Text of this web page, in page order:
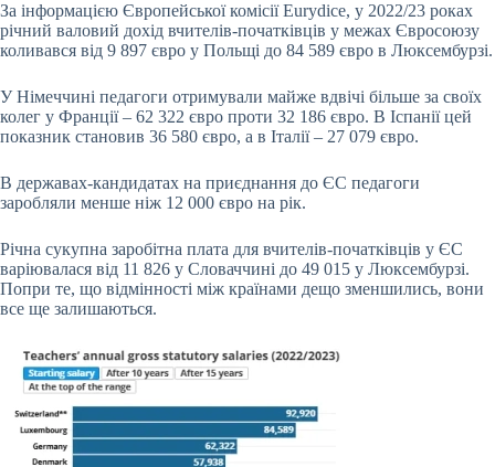
За інформацією Європейської комісії Eurydice, у 2022/23 роках
річний валовий дохід вчителів-початківців у межах Євросоюзу
коливався від 9 897 євро у Польщі до 84 589 євро в Люксембурзі.
У Німеччині педагоги отримували майже вдвічі більше за своїх
колег у Франції – 62 322 євро проти 32 186 євро. В Іспанії цей
показник становив 36 580 євро, а в Італії – 27 079 євро.
В державах-кандидатах на приєднання до ЄС педагоги
заробляли менше ніж 12 000 євро на рік.
Річна сукупна заробітна плата для вчителів-початківців у ЄС
варіювалася від 11 826 у Словаччині до 49 015 у Люксембурзі.
Попри те, що відмінності між країнами дещо зменшились, вони
все ще залишаються.